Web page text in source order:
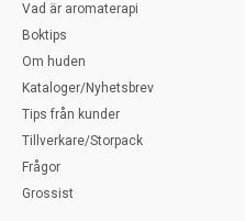
Vad är aromaterapi
Boktips
Om huden
Kataloger/Nyhetsbrev
Tips från kunder
Tillverkare/Storpack
Frågor
Grossist